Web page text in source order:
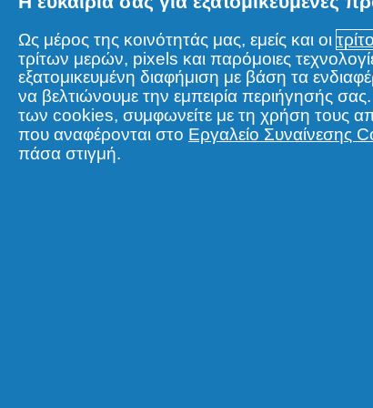
Σχετικά με την P&G
Σχετικά με εμάς
Ως μέρος της κοινότητάς μας, εμείς και οι
τρίτων μερών, pixels και παρόμοιες
εξατομικευμένη διαφήμιση με βάση τα
να βελτιώνουμε την εμπειρία περιήγησής
των cookies, συμφωνείτε με τη χρήση τους
που αναφέρονται στο Εργαλείο Συναίνεσης
πάσα στιγμή.